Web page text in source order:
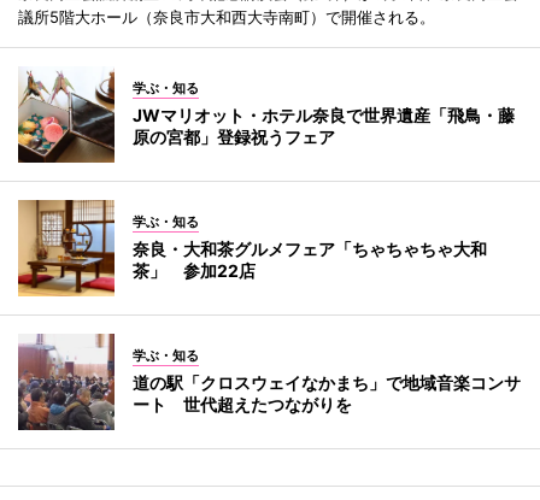
議所5階大ホール（奈良市大和西大寺南町）で開催される。
学ぶ・知る
JWマリオット・ホテル奈良で世界遺産「飛鳥・藤
原の宮都」登録祝うフェア
学ぶ・知る
奈良・大和茶グルメフェア「ちゃちゃちゃ大和
茶」 参加22店
学ぶ・知る
道の駅「クロスウェイなかまち」で地域音楽コンサ
ート 世代超えたつながりを